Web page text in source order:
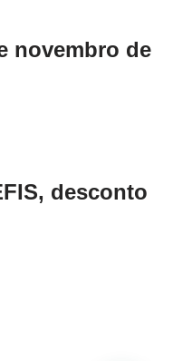
novembro de
desconto